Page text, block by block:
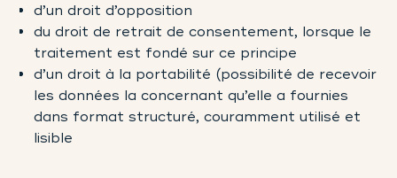
d’un droit d’opposition
du droit de retrait de consentement, lorsque le
traitement est fondé sur ce principe
d’un droit à la portabilité (possibilité de recevoir
les données la concernant qu’elle a fournies
dans format structuré, couramment utilisé et
lisible